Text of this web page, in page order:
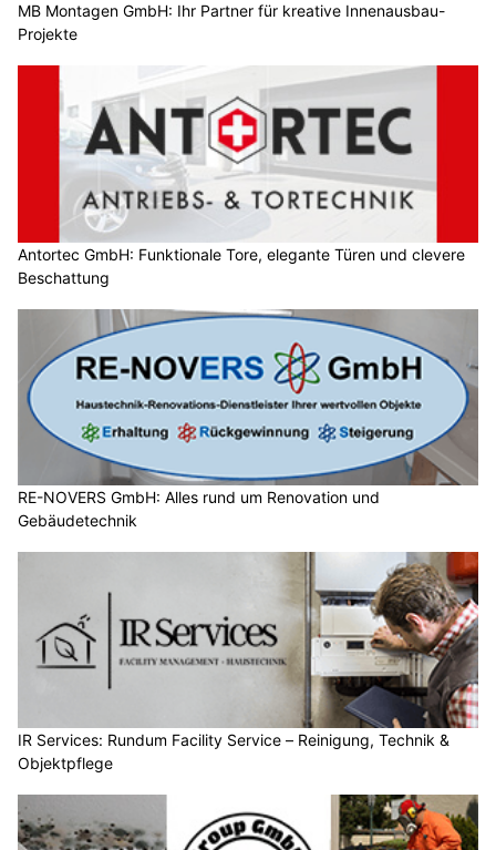
MB Montagen GmbH: Ihr Partner für kreative Innenausbau-
Projekte
Antortec GmbH: Funktionale Tore, elegante Türen und clevere
Beschattung
RE-NOVERS GmbH: Alles rund um Renovation und
Gebäudetechnik
IR Services: Rundum Facility Service – Reinigung, Technik &
Objektpflege